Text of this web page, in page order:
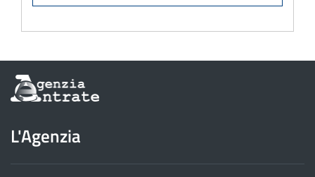
Informazioni
sul
dell'Agenzia
delle
Entrate
L'Agenzia